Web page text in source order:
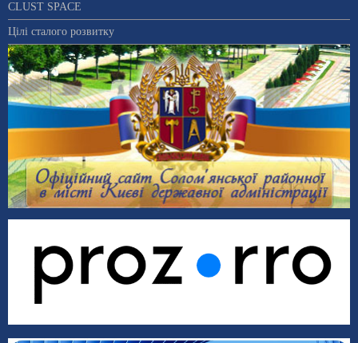
CLUST SPACE
Цілі сталого розвитку